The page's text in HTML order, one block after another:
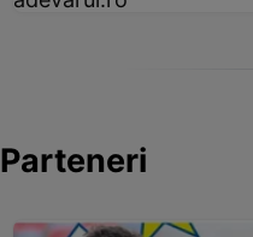
Parteneri